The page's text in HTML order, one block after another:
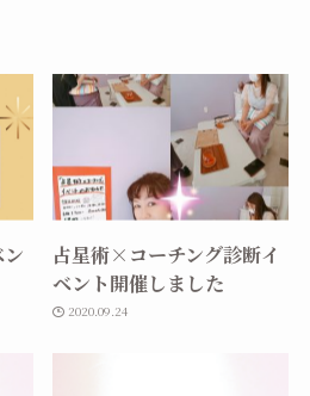
占星術×コーチング診断イ
ベント開催しました
2020.09.24